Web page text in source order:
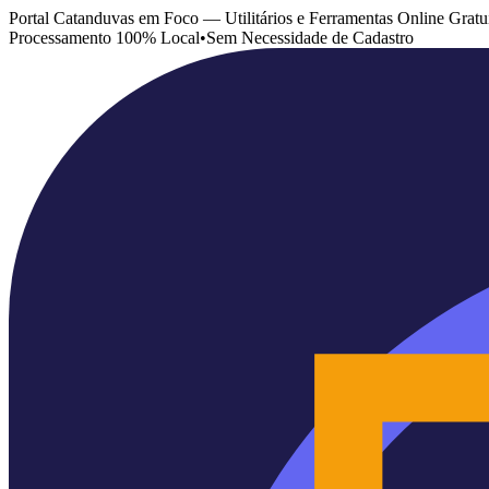
Portal Catanduvas em Foco — Utilitários e Ferramentas Online
Processamento 100% Local•Sem Necessidade de Cadastro